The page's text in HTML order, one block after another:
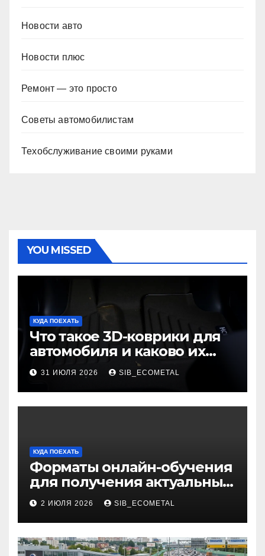
Новости авто
Новости плюс
Ремонт — это просто
Советы автомобилистам
Техобслуживание своими руками
YOU MISSED
КУДА ПОЕХАТЬ
Что такое 3D-коврики для
автомобиля и каково их
основное назначение
31 ИЮЛЯ 2026 SIB_ECOMETAL
КУДА ПОЕХАТЬ
Форматы онлайн-обучения
для получения актуальных
профессий
2 ИЮЛЯ 2026 SIB_ECOMETAL